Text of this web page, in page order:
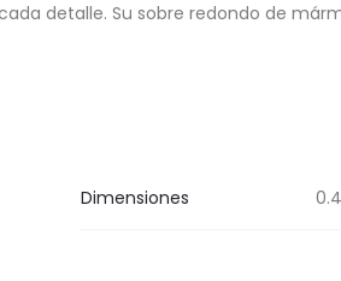
detalle. Su sobre redondo de
Dimensiones